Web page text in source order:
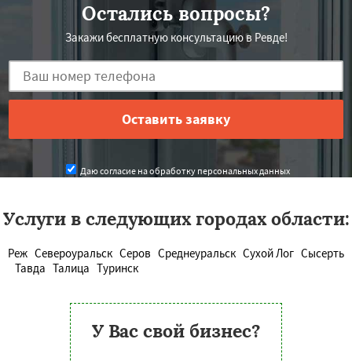
Остались вопросы?
Закажи бесплатную консультацию в Ревде!
Даю согласие на обработку персональных данных
Услуги в следующих городах области:
Реж Североуральск Серов Среднеуральск Сухой Лог Сысерть
Тавда Талица Туринск
У Вас свой бизнес?